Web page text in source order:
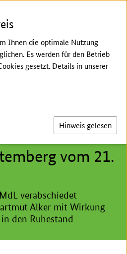
Menü
Seite
des
für Ländlichen
vom 21.
verabschiedet
Alker mit Wirkung
den Ruhestand
Ihnen die optimale Nutzung
Es werden für den Betrieb
gesetzt. Details in unserer
Hinweis gelesen